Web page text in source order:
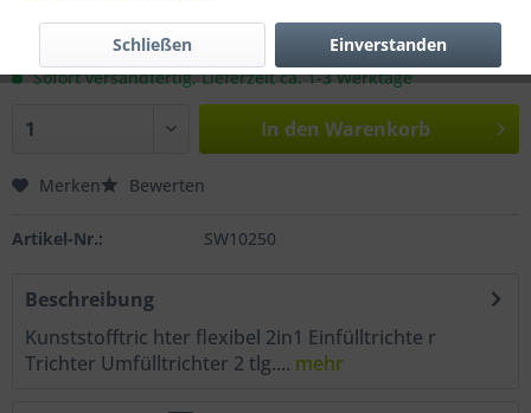
Inhalt:1 Stück
zzgl. Versandkosten
Sofort versandfertig, Lieferzeit ca. 1-3 Werktage
In den Warenkorb
Merken Bewerten
Artikel-Nr.: SW10250
Beschreibung
Kunststofftric hter flexibel 2in1 Einfülltrichte r
Trichter Umfülltrichter 2 tlg.... mehr
Einverstanden
Schließen